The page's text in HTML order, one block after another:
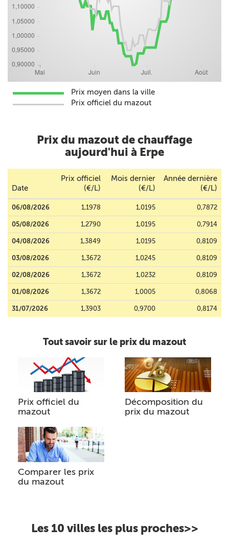
Prix moyen dans la ville
Prix officiel du mazout
Prix du mazout de chauffage
aujourd'hui à Erpe
Date
Prix officiel
(€/L)
Mois dernier
(€/L)
Année dernière
(€/L)
06/08/2026 1,1978 1,0195 0,7872
05/08/2026 1,2790 1,0195 0,7914
04/08/2026 1,3849 1,0195 0,8109
03/08/2026 1,3672 1,0245 0,8109
02/08/2026 1,3672 1,0232 0,8109
01/08/2026 1,3672 1,0005 0,8068
31/07/2026 1,3903 0,9700 0,8174
Tout savoir sur le prix du mazout
Prix officiel du
mazout
Décomposition du
prix du mazout
Comparer les prix
du mazout
Les 10 villes les plus proches>>